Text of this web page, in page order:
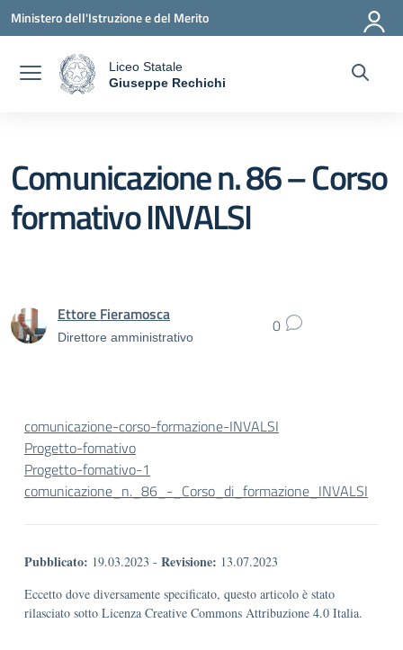
Vai ai contenuti
Vai al menu di navigazione
Vai al footer
Ministero dell'Istruzione e del Merito
Liceo Statale
Giuseppe Rechichi
Comunicazione n. 86 – Corso
formativo INVALSI
Ettore Fieramosca
Direttore amministrativo
0
comunicazione-corso-formazione-INVALSI
Progetto-fomativo
Progetto-fomativo-1
comunicazione_n._86_-_Corso_di_formazione_INVALSI
Pubblicato: 19.03.2023 - Revisione: 13.07.2023
Eccetto dove diversamente specificato, questo articolo è stato
rilasciato sotto Licenza Creative Commons Attribuzione 4.0 Italia.